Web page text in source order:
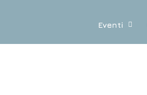
Eventi